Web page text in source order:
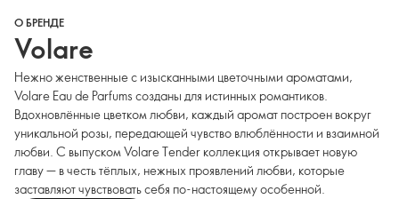
О БРЕНДЕ
Volare
Нежно женственные с изысканными цветочными ароматами,
Volare Eau de Parfums созданы для истинных романтиков.
Вдохновлённые цветком любви, каждый аромат построен вокруг
уникальной розы, передающей чувство влюблённости и взаимной
любви. С выпуском Volare Tender коллекция открывает новую
главу — в честь тёплых, нежных проявлений любви, которые
заставляют чувствовать себя по-настоящему особенной.